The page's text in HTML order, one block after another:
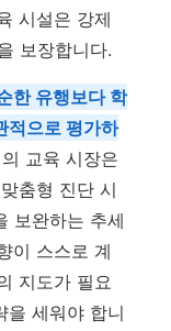
시설은 강제
보장합니다.
한 유행보다 학
적으로 평가하
교육 시장은
춤형 진단 시
보완하는 추세
이 스스로 계
지도가 필요
을 세워야 합니